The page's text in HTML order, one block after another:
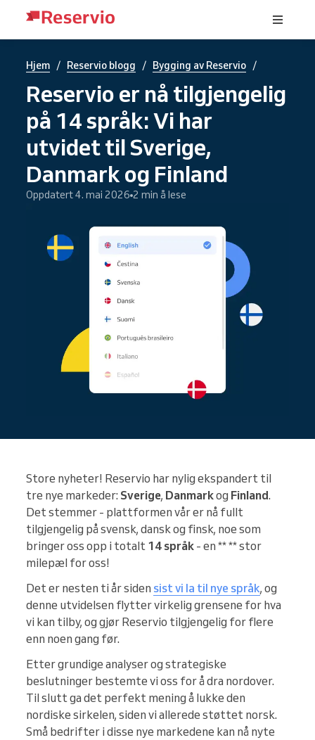
Hjem / Reservio blogg / Bygging av Reservio /
Reservio er nå tilgjengelig
på 14 språk: Vi har
utvidet til Sverige,
Danmark og Finland
Oppdatert 4. mai 2026 2 min å lese
Store nyheter! Reservio har nylig ekspandert til
tre nye markeder: Sverige, Danmarkog Finland.
Det stemmer - plattformen vår er nå fullt
tilgjengelig på svensk, dansk og finsk, noe som
bringer oss opp i totalt 14 språk - en ** ** stor
milepæl for oss!
Det er nesten ti år siden sist vi la til nye språk, og
denne utvidelsen flytter virkelig grensene for hva
vi kan tilby, og gjør Reservio tilgjengelig for flere
enn noen gang før.
Etter grundige analyser og strategiske
beslutninger bestemte vi oss for å dra nordover.
Til slutt ga det perfekt mening å lukke den
nordiske sirkelen, siden vi allerede støttet norsk.
Små bedrifter i disse nye markedene kan nå nyte